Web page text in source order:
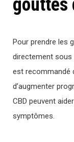
gouttes
Pour prendre les
directement sous
est recommandé
d’augmenter
CBD peuvent
symptômes.